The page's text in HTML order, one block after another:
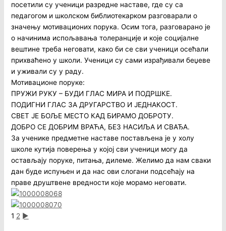
посетили су ученици разредне наставе, где су са
педагогом и школском библиотекарком разговарали о
значењу мотивационих порука. Осим тога, разговарано је
о начинима испољавања толеранције и које социјалне
вештине треба неговати, како би се сви ученици осећали
прихваћено у школи. Ученици су сами израђивали беџеве
и уживали су у раду.
Мотивационе поруке:
ПРУЖИ РУКУ – БУДИ ГЛАС МИРА И ПОДРШКЕ.
ПОДИГНИ ГЛАС ЗА ДРУГАРСТВО И ЈЕДНАКОСТ.
СВЕТ ЈЕ БОЉЕ МЕСТО КАД БИРАМО ДОБРОТУ.
ДОБРО СЕ ДОБРИМ ВРАЋА, БЕЗ НАСИЉА И СВАЂА.
За ученике предметне наставе постављена је у холу
школе кутија поверења у којој сви ученици могу да
остављају поруке, питања, дилеме. Желимо да нам сваки
дан буде испуњен и да нас ови слогани подсећају на
праве друштвене вредности које морамо неговати.
1 2 ►